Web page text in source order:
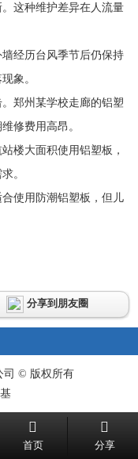
这种维护差异在人流量
经历台风季节后仍保持
象。
郑州某学校走廊的铝塑
修费用高昂。
楼大面积使用铝塑板，
。
使用防潮铝塑板，但儿
分享到朋友圈
司 © 版权所有
首页 分享